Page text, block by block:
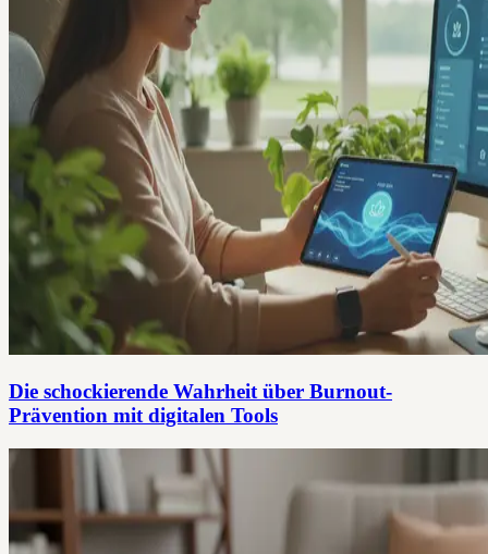
Die schockierende Wahrheit über Burnout-
Prävention mit digitalen Tools